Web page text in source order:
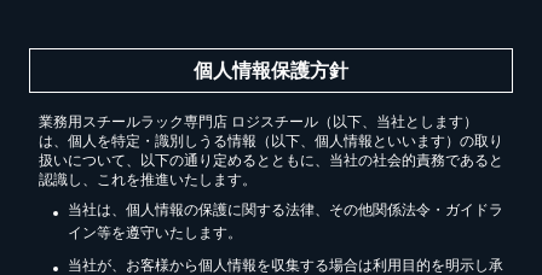
個人情報保護方針
業務用スチールラック専門店 ロジスチール（以下、当社とします）
は、個人を特定・識別しうる情報（以下、個人情報といいます）の取り
扱いについて、以下の通り定めるとともに、当社の社会的責務であると
認識し、これを推進いたします。
当社は、個人情報の保護に関する法律、その他関係法令・ガイドラ
イン等を遵守いたします。
当社が、お客様から個人情報を収集する場合は利用目的を明示し承